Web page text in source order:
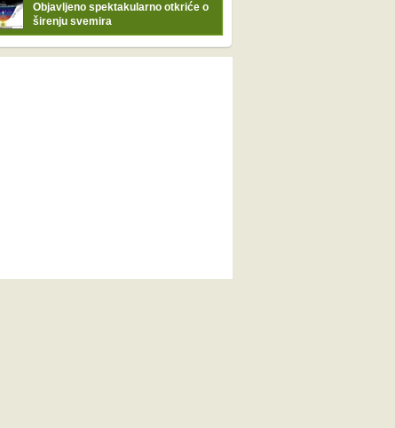
Objavljeno spektakularno otkriće o
širenju svemira